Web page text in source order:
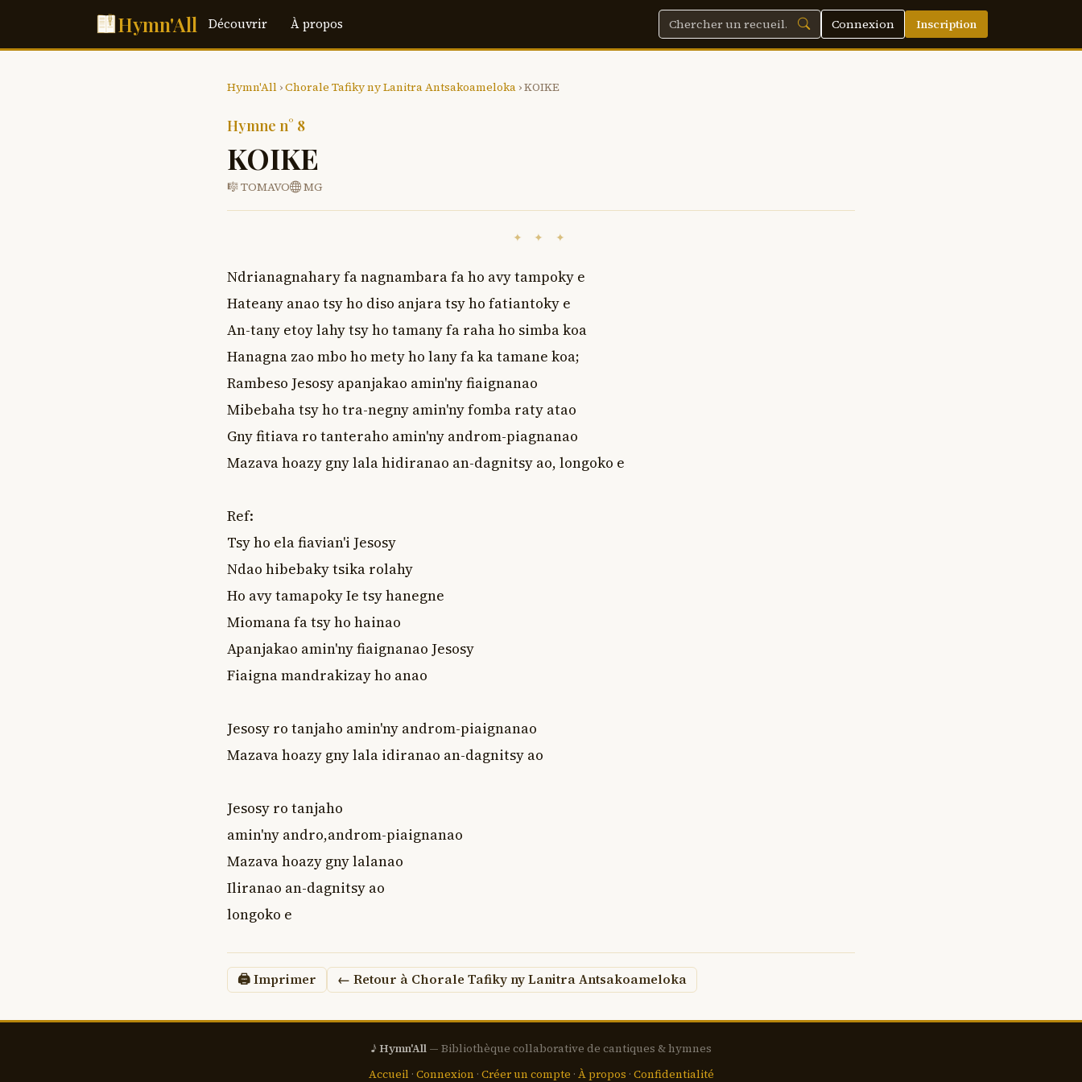
Hymn'All Découvrir À propos Connexion Inscription
Hymn'All ›Chorale Tafiky ny Lanitra Antsakoameloka › KOIKE
Hymne n° 8
KOIKE
🎼 TOMAVO MG
✦ ✦ ✦
Ndrianagnahary fa nagnambara fa ho avy tampoky e
Hateany anao tsy ho diso anjara tsy ho fatiantoky e
An-tany etoy lahy tsy ho tamany fa raha ho simba koa
Hanagna zao mbo ho mety ho lany fa ka tamane koa;
Rambeso Jesosy apanjakao amin'ny fiaignanao
Mibebaha tsy ho tra-negny amin'ny fomba raty atao
Gny fitiava ro tanteraho amin'ny androm-piagnanao
Mazava hoazy gny lala hidiranao an-dagnitsy ao, longoko e
Ref:
Tsy ho ela fiavian'i Jesosy
Ndao hibebaky tsika rolahy
Ho avy tamapoky Ie tsy hanegne
Miomana fa tsy ho hainao
Apanjakao amin'ny fiaignanao Jesosy
Fiaigna mandrakizay ho anao
Jesosy ro tanjaho amin'ny androm-piaignanao
Mazava hoazy gny lala idiranao an-dagnitsy ao
Jesosy ro tanjaho
amin'ny andro,androm-piaignanao
Mazava hoazy gny lalanao
Iliranao an-dagnitsy ao
longoko e
🖨 Imprimer ← Retour à Chorale Tafiky ny Lanitra Antsakoameloka
♪ Hymn'All — Bibliothèque collaborative de cantiques & hymnes
Accueil· Connexion · Créer un compte · À propos · Confidentialité